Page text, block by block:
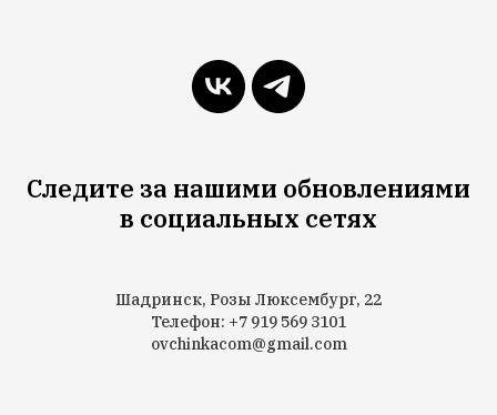
Следите за нашими обновлениями
в социальных сетях
Шадринск, Розы Люксембург, 22
Телефон: +7 919 569 3101
ovchinkacom@gmail.com